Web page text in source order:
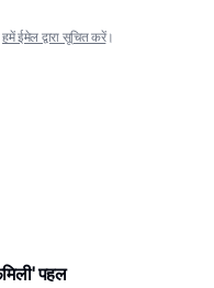
हमें ईमेल द्वारा सूचित करें।
पहल